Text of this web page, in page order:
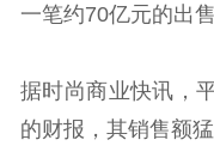
一笔约70亿元的出
据时尚商业快讯，
的财报，其销售额